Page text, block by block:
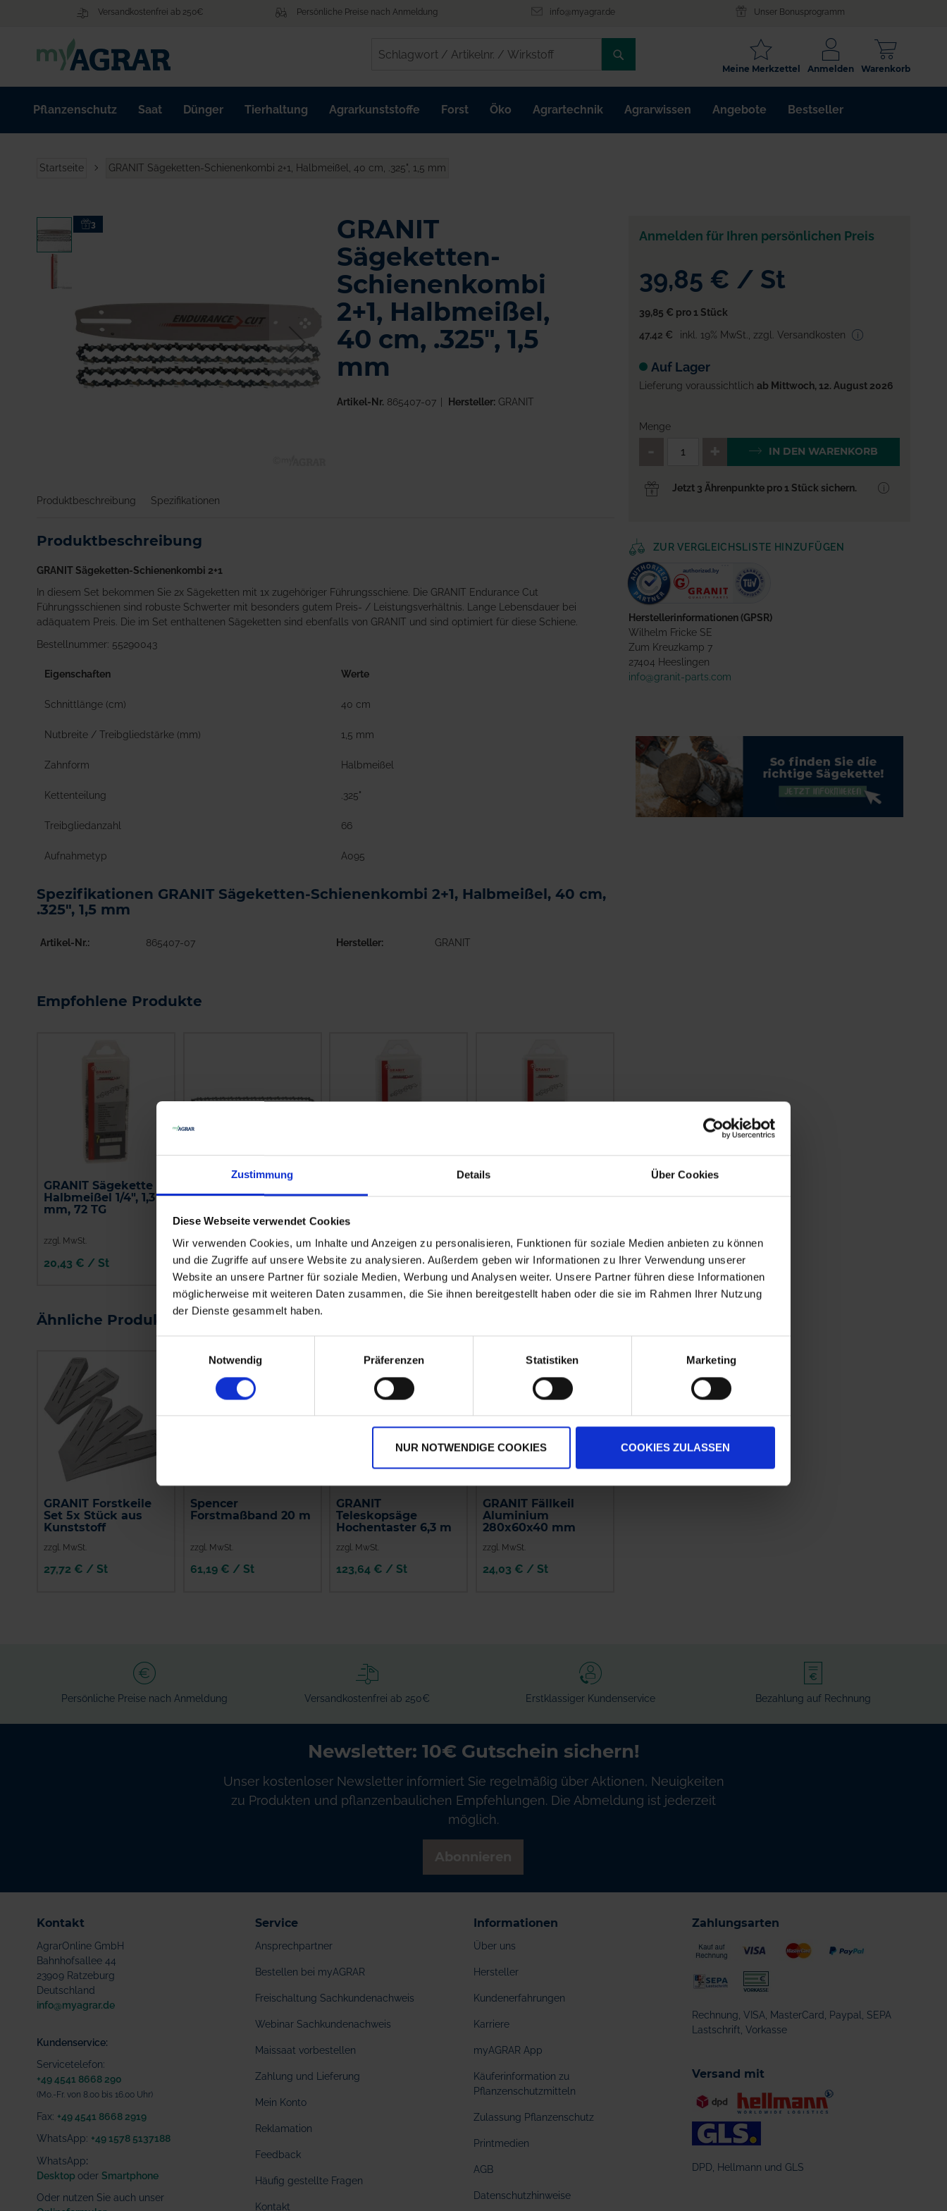
Zustimmung Details Über Cookies
Diese Webseite verwendet Cookies
Wir verwenden Cookies, um Inhalte und Anzeigen zu personalisieren, Funktionen für soziale Medien anbieten zu können
und die Zugriffe auf unsere Website zu analysieren. Außerdem geben wir Informationen zu Ihrer Verwendung unserer
Website an unsere Partner für soziale Medien, Werbung und Analysen weiter. Unsere Partner führen diese Informationen
möglicherweise mit weiteren Daten zusammen, die Sie ihnen bereitgestellt haben oder die sie im Rahmen Ihrer Nutzung
der Dienste gesammelt haben.
Notwendig
Präferenzen Statistiken Marketing
NUR NOTWENDIGE COOKIES COOKIES ZULASSEN
Versandkostenfrei ab 250€ Persönliche Preise nach Anmeldung info@myagrar.de Unser Bonusprogramm
/
ARTIKELNR.
/
Warenkorb
Anmelden
Meine Merkzettel
Pflanzenschutz Saat Dünger Tierhaltung Agrarkunststoffe Forst Öko Agrartechnik Agrarwissen Angebote Bestseller
Startseite GRANIT Sägeketten-Schienenkombi 2+1, Halbmeißel, 40 cm, .325", 1,5 mm
Zum
Ende
der
Bildgalerie
3
der
springen
GRANIT
Sägeketten-
Schienenkombi
2+1, Halbmeißel,
40 cm, .325", 1,5
mm
Artikel-Nr. 865407-07 Hersteller:GRANIT
Produktbeschreibung Spezifikationen
Produktbeschreibung
GRANIT Sägeketten-Schienenkombi 2+1
In diesem Set bekommen Sie 2x Sägeketten mit 1x zugehöriger Führungsschiene. Die GRANIT Endurance Cut
Führungsschienen sind robuste Schwerter mit besonders gutem Preis- / Leistungsverhältnis. Lange Lebensdauer bei
adäquatem Preis. Die im Set enthaltenen Sägeketten sind ebenfalls von GRANIT und sind optimiert für diese Schiene.
Bestellnummer: 55290043
Eigenschaften Werte
Schnittlänge (cm) 40 cm
Nutbreite / Treibgliedstärke (mm) 1,5 mm
Zahnform Halbmeißel
Kettenteilung .325"
Treibgliedanzahl 66
Aufnahmetyp A095
Spezifikationen GRANIT Sägeketten-Schienenkombi 2+1, Halbmeißel, 40 cm,
.325", 1,5 mm
Artikel-Nr. 865407-07 Hersteller GRANIT
Empfohlene Produkte
GRANIT Sägekette
Halbmeißel 1/4", 1,3
mm, 72 TG
zzgl. MwSt.
20,43 € / St
Sägekette
mm, 64 TG
zzgl. MwSt.
23,75 € / St
IN DEN
WARENKORB
Halbmeißel .325", 1,5
zzgl. MwSt.
12,59 € / St
IN DEN
Halbmeißel .325", 1,5
zzgl. MwSt.
11,25 € / St
IN DEN
Ähnliche Produkte
GRANIT Forstkeile
Set 5x Stück aus
Kunststoff
zzgl. MwSt.
27,72 € / St
Spencer
Forstmaßband 20 m
zzgl. MwSt.
61,19 € / St
GRANIT
Teleskopsäge
Hochentaster 6,3 m
zzgl. MwSt.
123,64 € / St
GRANIT Fällkeil
Aluminium
280x60x40 mm
zzgl. MwSt.
24,03 € / St
Anmelden für Ihren persönlichen Preis
39,85 € / St
39,85 € pro 1 Stück
47,42 €
inkl. 19% MwSt. zzgl. Versandkosten
Auf Lager
Lieferung voraussichtlich ab Mittwoch, 12. August 2026
Menge
QTY_CONTROL_DECREASE
IN DEN WARENKORB
Jetzt 3 Ährenpunkte pro 1 Stück sichern.
ZUR VERGLEICHSLISTE HINZUFÜGEN
Herstellerinformationen (GPSR)
Wilhelm Fricke SE
Zum Kreuzkamp 7
27404 Heeslingen
info@granit-parts.com
Persönliche Preise nach Anmeldung Versandkostenfrei ab 250€ Erstklassiger Kundenservice Bezahlung auf Rechnung
Newsletter: 10€ Gutschein sichern!
Unser kostenloser Newsletter informiert Sie regelmäßig über Aktionen, Neuigkeiten
zu Produkten und pflanzenbaulichen Empfehlungen. Die Abmeldung ist jederzeit
möglich.
Kontakt
AgrarOnline GmbH
Bahnhofsallee 44
23909 Ratzeburg
Deutschland
info@myagrar.de
Kundenservice:
Servicetelefon:
+49 4541 8668 290
(Mo.-Fr. von 8.00 bis 16.00 Uhr)
Fax: +49 4541 8668 2919
WhatsApp: +49 1578 5137188
WhatsApp:
Desktop oder Smartphone
Oder nutzen Sie auch unser
Service
Ansprechpartner
Bestellen bei myAGRAR
Freischaltung Sachkundenachweis
Webinar Sachkundenachweis
Maissaat vorbestellen
Zahlung und Lieferung
Mein Konto
Reklamation
Feedback
Häufig gestellte Fragen
Kontakt
Informationen
Über uns
Hersteller
Kundenerfahrungen
Karriere
myAGRAR App
Käuferinformation zu
Pflanzenschutzmitteln
Zulassung Pflanzenschutz
Printmedien
AGB
Datenschutzhinweise
Zahlungsarten
Rechnung, VISA, MasterCard, Paypal, SEPA
Lastschrift, Vorkasse
Versand mit
DPD, Hellmann und GLS